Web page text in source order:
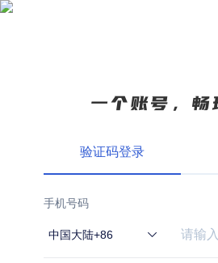
验证码登录
手机号码
中国大陆+86